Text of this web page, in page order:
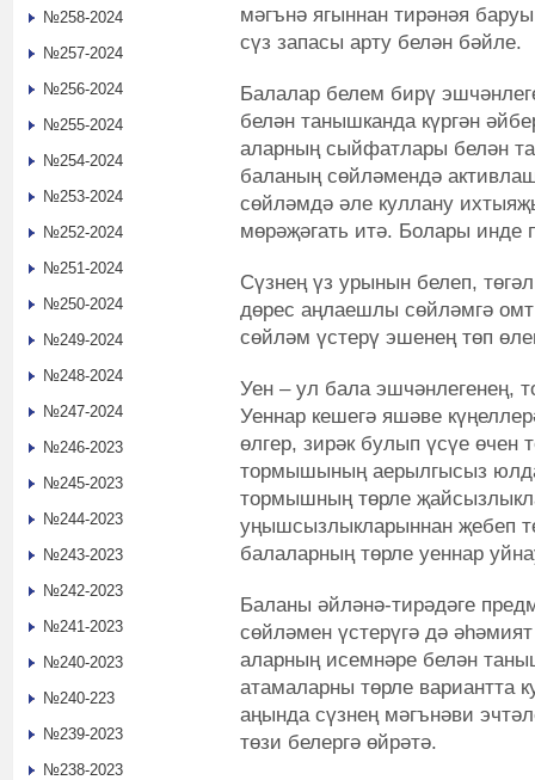
мәгънә ягыннан тирәнәя
сүз запасы арту белән бәйле.
Балалар белем бирү
белән танышканда күргән
аларның сыйфатлары белән
баланың сөйләмендә
сөйләмдә әле куллану
мөрәҗәгать итә. Болары инде
Сүзнең үз урынын белеп,
дөрес аңлаешлы сөйләмгә
сөйләм үстерү эшенең төп
Уен – ул бала
Уеннар кешегә яшәве
өлгер, зирәк булып үсүе өчен
тормышының аерылгысыз
тормышның төрле
уңышсызлыкларыннан җебеп
балаларның төрле уеннар
Баланы әйләнә-тирәдәге
сөйләмен үстерүгә дә
аларның исемнәре белән
атамаларны төрле вариантта
аңында сүзнең мәгънәви
төзи белергә өйрәтә.
№258-2024
№257-2024
№256-2024
№255-2024
№254-2024
№253-2024
№252-2024
№251-2024
№250-2024
№249-2024
№248-2024
№247-2024
№246-2023
№245-2023
№244-2023
№243-2023
№242-2023
№241-2023
№240-2023
№240-223
№239-2023
№238-2023